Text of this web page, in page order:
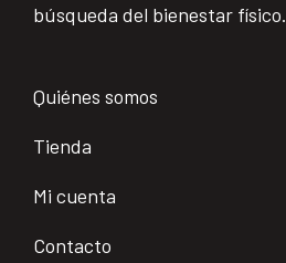
búsqueda del bienestar físico.
Quiénes somos
Tienda
Mi cuenta
Contacto